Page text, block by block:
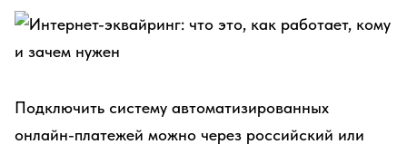
Подключить систему автоматизированных
онлайн-платежей можно через российский или